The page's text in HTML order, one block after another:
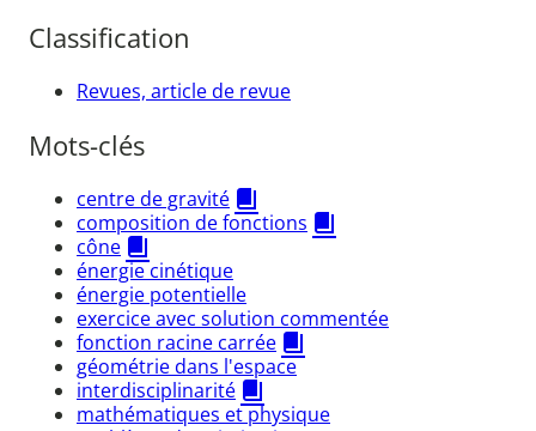
Classification
Revues, article de revue
Mots-clés
centre de gravité
composition de fonctions
cône
énergie cinétique
énergie potentielle
exercice avec solution commentée
fonction racine carrée
géométrie dans l'espace
interdisciplinarité
mathématiques et physique